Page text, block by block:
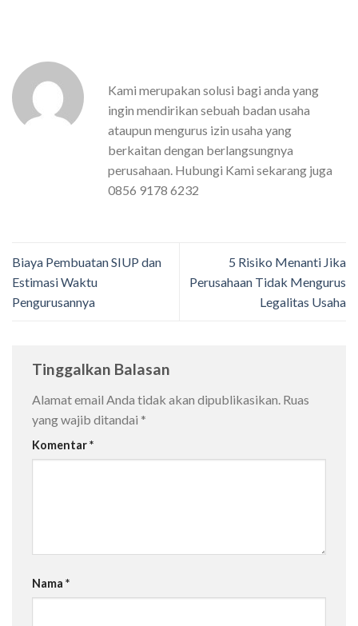
Kami merupakan solusi bagi anda yang
ingin mendirikan sebuah badan usaha
ataupun mengurus izin usaha yang
berkaitan dengan berlangsungnya
perusahaan. Hubungi Kami sekarang juga
0856 9178 6232
Biaya Pembuatan SIUP dan
Estimasi Waktu
Pengurusannya
5 Risiko Menanti Jika
Perusahaan Tidak Mengurus
Legalitas Usaha
Tinggalkan Balasan
Alamat email Anda tidak akan dipublikasikan. Ruas
yang wajib ditandai *
Komentar*
Nama *